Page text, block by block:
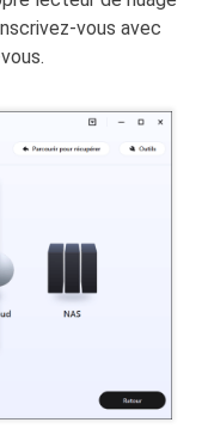
vous avec